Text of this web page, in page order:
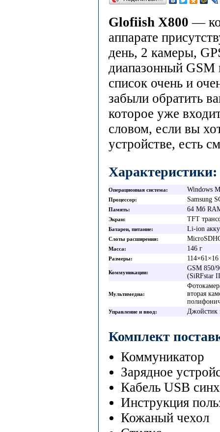
Glofiish X800 —
аппарате
день, 2 камеры,
диапазонный GSM
список очень и
забыли обратить
которое уже
словом, если вы
устройстве, есть
Характеристики:
Операционная система Windows
Процессор Samsung
Память 64 Мб
Экран TFT
Батареи, питание Li-ion
Слоты расширения
Масса 146 г
Размеры
Коммуникации
GSM 850/
(SiRFstar
Мультимедиа
вторая
Управление и ввод Джойстик
Комплект
Коммуникатор
Зарядное
Кабель USB
Инструкция
Кожаный чехол